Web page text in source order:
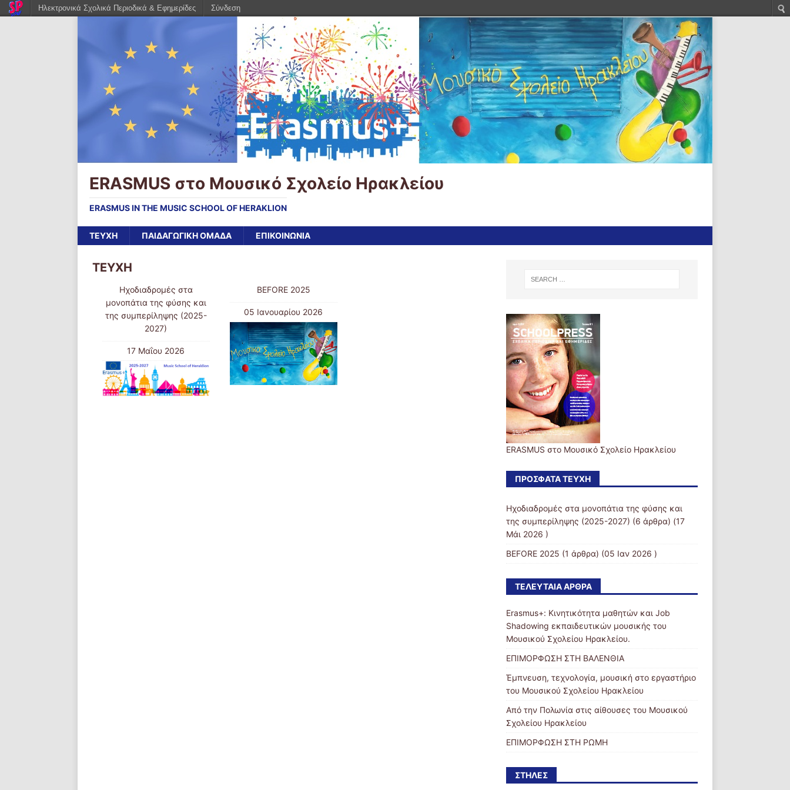
ERASMUS στο Μουσικό Σχολείο Ηρακλείου
ERASMUS IN THE MUSIC SCHOOL OF HERAKLION
ΤΕΥΧΗ ΠΑΙΔΑΓΩΓΙΚΗ ΟΜΑΔΑ ΕΠΙΚΟΙΝΩΝΙΑ
ΤΕΥΧΗ
Ηχοδιαδρομές στα
μονοπάτια της φύσης και
της συμπερίληψης (2025-
2027)
17 Μαΐου 2026
BEFORE 2025
05 Ιανουαρίου 2026
ERASMUS στο Μουσικό Σχολείο Ηρακλείου
ΠΡΌΣΦΑΤΑ ΤΕΎΧΗ
Ηχοδιαδρομές στα μονοπάτια της φύσης και
της συμπερίληψης (2025-2027) (6 άρθρα) (17
Μάι 2026 )
BEFORE 2025 (1 άρθρα) (05 Ιαν 2026 )
ΤΕΛΕΥΤΑΊΑ ΆΡΘΡΑ
Erasmus+: Κινητικότητα μαθητών και Job
Shadowing εκπαιδευτικών μουσικής του
Μουσικού Σχολείου Ηρακλείου.
ΕΠΙΜΟΡΦΩΣΗ ΣΤΗ ΒΑΛΕΝΘΙΑ
Έμπνευση, τεχνολογία, μουσική στο εργαστήριο
του Μουσικού Σχολείου Ηρακλείου
Από την Πολωνία στις αίθουσες του Μουσικού
Σχολείου Ηρακλείου
ΕΠΙΜΟΡΦΩΣΗ ΣΤΗ ΡΩΜΗ
ΣΤΉΛΕΣ
Ηλεκτρονικά Σχολικά Περιοδικά & Εφημερίδες Σύνδεση